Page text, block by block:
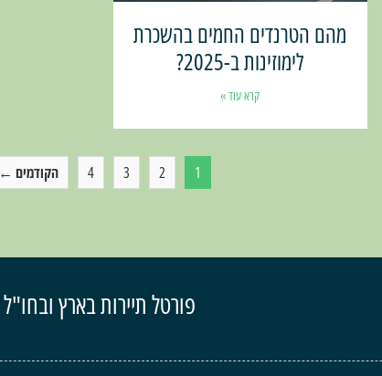
מהם הטרנדים החמים בהשכרת
לימוזינות ב-2025?
קרא עוד »
1
2
3
4 הקודמים ←
פורטל תיירות בארץ ובחו"ל